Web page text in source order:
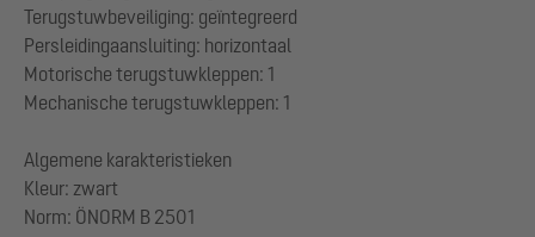
Terugstuwbeveiliging: geïntegreerd
Persleidingaansluiting: horizontaal
Motorische terugstuwkleppen: 1
Mechanische terugstuwkleppen: 1
Algemene karakteristieken
Kleur: zwart
Norm: ÖNORM B 2501